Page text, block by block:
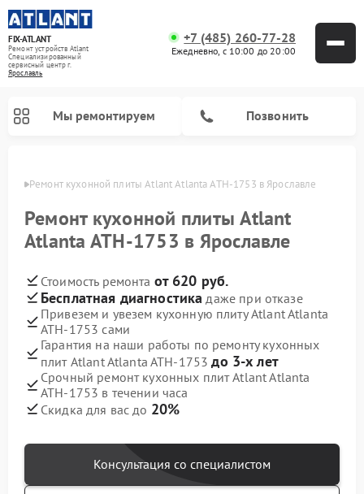
FIX-ATLANT
Ремонт устройств Atlant
Специализированный
cервисный центр г.
Ярославль
+7 (485) 260-77-28
Ежедневно, с 10:00 до 20:00
Мы ремонтируем Позвонить
Ремонт кухонной плиты Atlant Atlanta ATH-1753 в Ярославле
Ремонт кухонной плиты Atlant
Atlanta ATH-1753 в Ярославле
Стоимость ремонта от 620 руб.
Бесплатная диагностика даже при отказе
Привезем и увезем кухонную плиту Atlant Atlanta
ATH-1753 сами
Гарантия на наши работы по ремонту кухонных
плит Atlant Atlanta ATH-1753до 3-х лет
Срочный ремонт кухонных плит Atlant Atlanta
ATH-1753 в течении часа
Скидка для вас до 20%
Консультация со специалистом